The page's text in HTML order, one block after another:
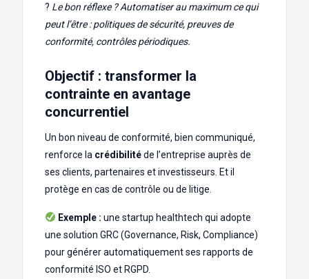
? Le bon réflexe ? Automatiser au maximum ce qui
peut l’être : politiques de sécurité, preuves de
conformité, contrôles périodiques.
Objectif : transformer la
contrainte en avantage
concurrentiel
Un bon niveau de conformité, bien communiqué,
renforce la crédibilitéde l’entreprise auprès de
ses clients, partenaires et investisseurs. Et il
protège en cas de contrôle ou de litige.
Exemple : une startup healthtech qui adopte
une solution GRC (Governance, Risk, Compliance)
pour générer automatiquement ses rapports de
conformité ISO et RGPD.